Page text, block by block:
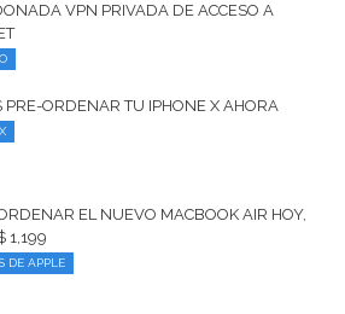
VPN PRIVADA DE ACCESO A
PRE-ORDENAR TU IPHONE X AHORA
EL NUEVO MACBOOK AIR HOY,
1,199
DE APPLE